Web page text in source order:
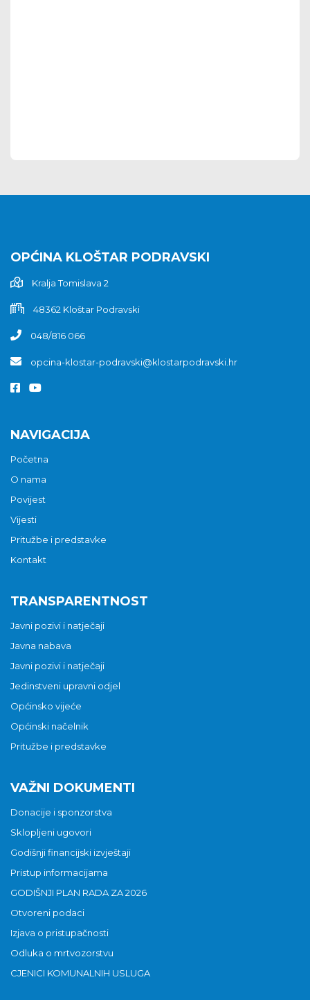
OPĆINA KLOŠTAR PODRAVSKI
Kralja Tomislava 2
48362 Kloštar Podravski
048/816 066
opcina-klostar-podravski@klostarpodravski.hr
NAVIGACIJA
Početna
O nama
Povijest
Vijesti
Pritužbe i predstavke
Kontakt
TRANSPARENTNOST
Javni pozivi i natječaji
Javna nabava
Javni pozivi i natječaji
Jedinstveni upravni odjel
Općinsko vijeće
Općinski načelnik
Pritužbe i predstavke
VAŽNI DOKUMENTI
Donacije i sponzorstva
Sklopljeni ugovori
Godišnji financijski izvještaji
Pristup informacijama
GODIŠNJI PLAN RADA ZA 2026
Otvoreni podaci
Izjava o pristupačnosti
Odluka o mrtvozorstvu
CJENICI KOMUNALNIH USLUGA